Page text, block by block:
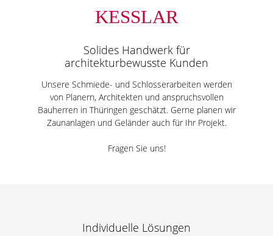
KESSLAR
Solides Handwerk für
architekturbewusste Kunden
Unsere Schmiede- und Schlosserarbeiten werden
von Planern, Architekten und anspruchsvollen
Bauherren in Thüringen geschätzt. Gerne planen wir
Zaunanlagen und Geländer auch für Ihr Projekt.
Fragen Sie uns!
Individuelle Lösungen